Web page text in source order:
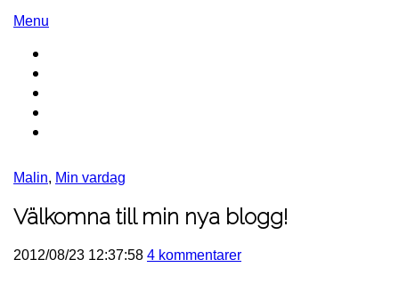
Menu
Malin, Min vardag
Välkomna till min nya blogg!
2012/08/23 12:37:58 4 kommentarer